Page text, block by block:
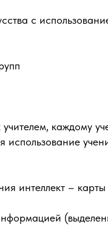
с
каждому
использование
интеллект – карты